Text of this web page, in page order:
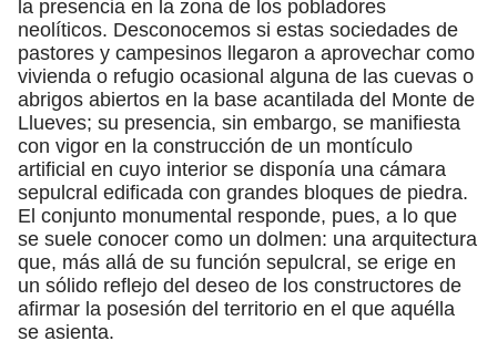
la presencia en la zona de los pobladores
neolíticos. Desconocemos si estas sociedades de
pastores y campesinos llegaron a aprovechar como
vivienda o refugio ocasional alguna de las cuevas o
abrigos abiertos en la base acantilada del Monte de
Llueves; su presencia, sin embargo, se manifiesta
con vigor en la construcción de un montículo
artificial en cuyo interior se disponía una cámara
sepulcral edificada con grandes bloques de piedra.
El conjunto monumental responde, pues, a lo que
se suele conocer como un dolmen: una arquitectura
que, más allá de su función sepulcral, se erige en
un sólido reflejo del deseo de los constructores de
afirmar la posesión del territorio en el que aquélla
se asienta.